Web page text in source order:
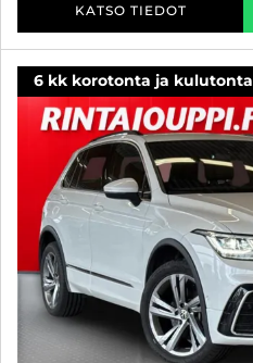
KATSO TIEDOT
6 kk korotonta ja kulutonta